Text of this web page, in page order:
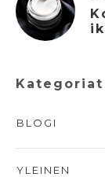
Kategoriat
BLOGI
YLEINEN